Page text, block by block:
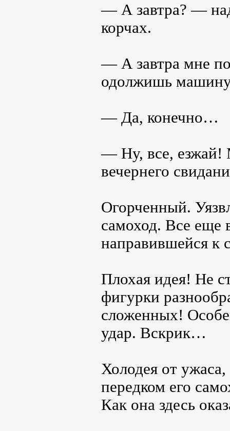
— А завтра? —
корчах.
— А завтра мне
одолжишь
— Да, конечно…
— Ну, все, езжай!
вечернего
Огорченный.
самоход. Все еще
направившейся к
Плохая идея! Не
фигурки
сложенных!
удар. Вскрик…
Холодея от
передком его
Как она здесь